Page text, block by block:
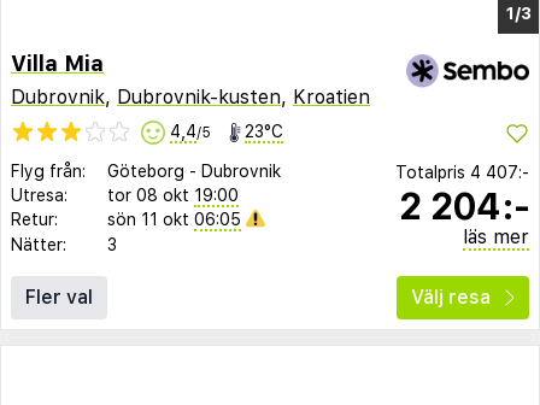
Villa Mia
Dubrovnik, Dubrovnik-kusten, Kroatien
4,4/5 23°C
Flyg från: Göteborg - Dubrovnik
Utresa:
tor 08 okt 19:00
Retur:
sön 11 okt 06:05
Nätter:
3
Totalpris 4 407:-
2 204:-
läs mer
Fler val Välj resa